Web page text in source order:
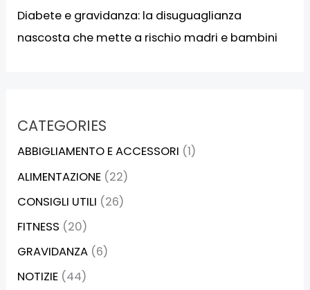
Diabete e gravidanza: la disuguaglianza
nascosta che mette a rischio madri e bambini
CATEGORIES
ABBIGLIAMENTO E ACCESSORI (1)
ALIMENTAZIONE (22)
CONSIGLI UTILI (26)
FITNESS (20)
GRAVIDANZA (6)
NOTIZIE (44)